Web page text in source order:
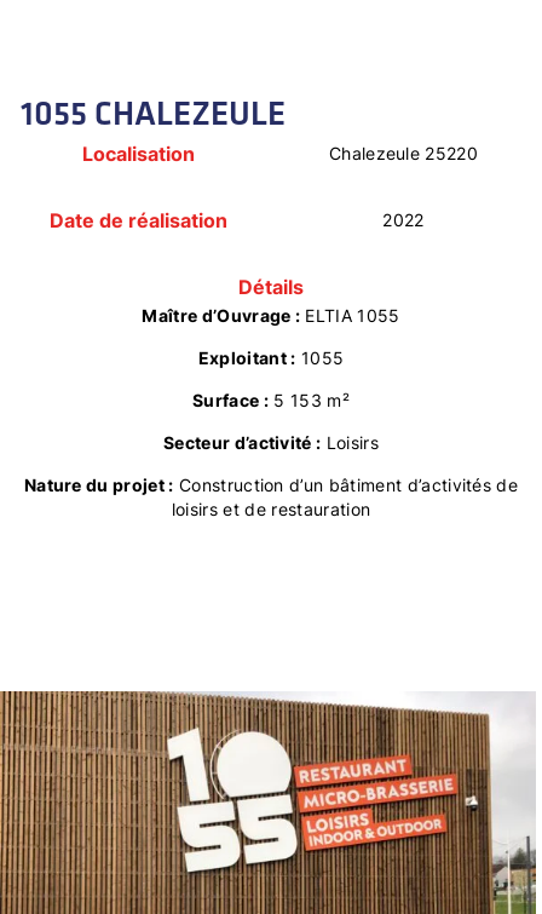
1055 CHALEZEULE
Localisation Chalezeule 25220
Date de réalisation 2022
Détails
Maître d’Ouvrage : ELTIA 1055
Exploitant : 1055
Surface : 5 153 m²
Secteur d’activité : Loisirs
Nature du projet : Construction d’un bâtiment d’activités de
loisirs et de restauration